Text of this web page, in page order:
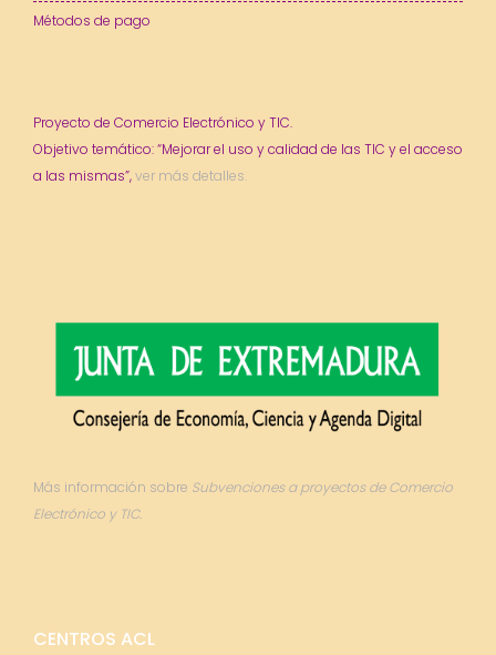
Métodos de pago
Proyecto de Comercio Electrónico y TIC.
Objetivo temático: “Mejorar el uso y calidad de las TIC y el acceso
a las mismas”,ver más detalles.
Más información sobre Subvenciones a proyectos de Comercio
Electrónico y TIC.
CENTROS ACL